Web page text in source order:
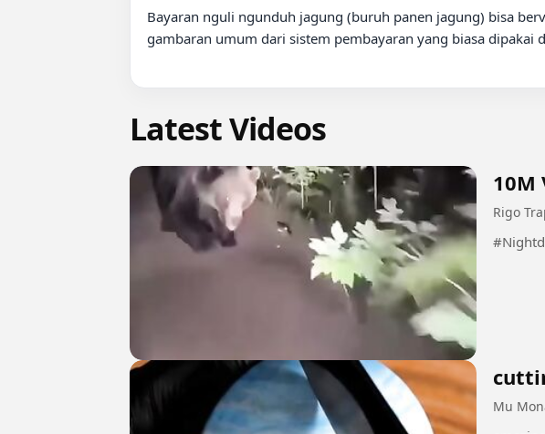
Bayaran nguli ngunduh jagung (buruh panen jagung) bisa
gambaran umum dari sistem pembayaran yang biasa dipakai
Latest Videos
10M
Rigo
Mu